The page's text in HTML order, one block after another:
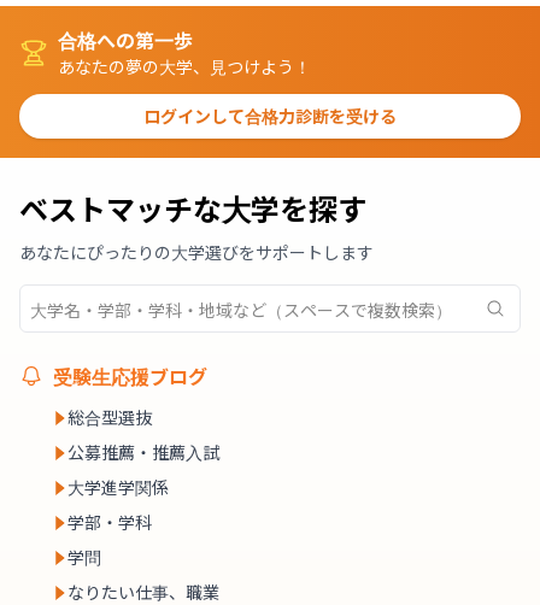
合格への第一歩
あなたの夢の大学、見つけよう！
ログインして合格力診断を受ける
ベストマッチな大学を探す
あなたにぴったりの大学選びをサポートします
受験生応援ブログ
総合型選抜
公募推薦・推薦入試
大学進学関係
学部・学科
学問
なりたい仕事、職業